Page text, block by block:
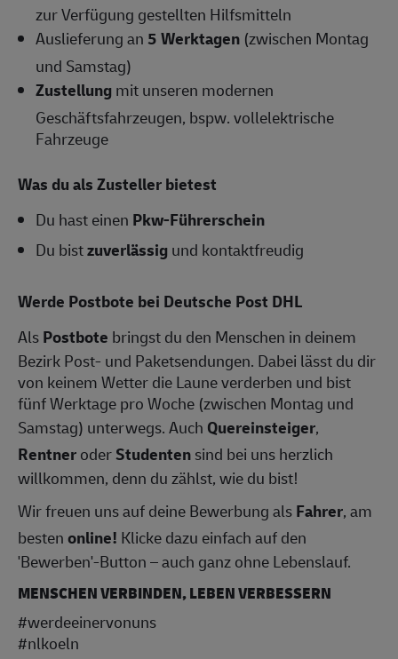
zur Verfügung gestellten Hilfsmitteln
Auslieferung an5 Werktagen (zwischen Montag
und Samstag)
Zustellungmit unseren modernen
Geschäftsfahrzeugen, bspw. vollelektrische
Fahrzeuge
Was du als Zusteller bietest
Du hast einen Pkw-Führerschein
Du bistzuverlässigund kontaktfreudig
Werde Postbote bei Deutsche Post DHL
AlsPostbote bringst du den Menschen in deinem
Bezirk Post- und Paketsendungen. Dabei lässt du dir
von keinem Wetter die Laune verderben und bist
fünf Werktage pro Woche (zwischen Montag und
Samstag) unterwegs. Auch Quereinsteiger,
RentneroderStudentensind bei uns herzlich
willkommen, denn du zählst, wie du bist!
Wir freuen uns auf deine Bewerbung alsFahrer, am
bestenonline! Klicke dazu einfach auf den
'Bewerben'-Button – auch ganz ohne Lebenslauf.
MENSCHEN VERBINDEN, LEBEN VERBESSERN
#werdeeinervonuns
#nlkoeln